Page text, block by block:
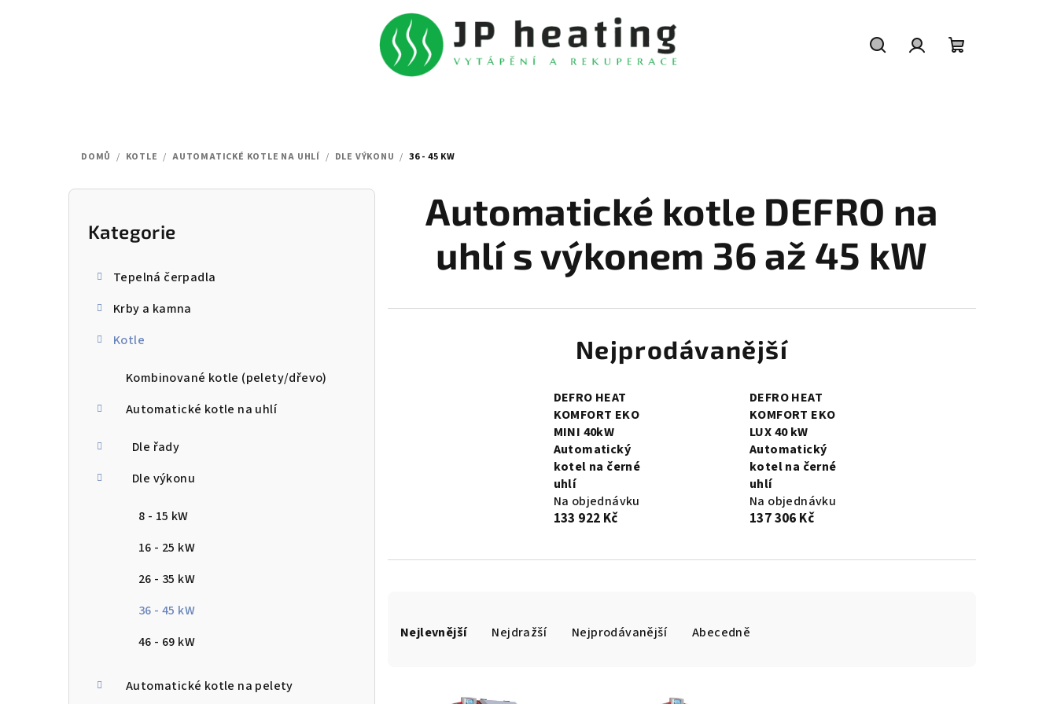
DOMŮ / KOTLE / AUTOMATICKÉ KOTLE NA UHLÍ / DLE VÝKONU / 36 - 45 KW
P
Přeskočit
kategorie
Kategorie
Tepelná čerpadla
Krby a kamna
Kotle
Kombinované kotle (pelety/dřevo)
Automatické kotle na uhlí
Dle řady
Dle výkonu
8 - 15 kW
16 - 25 kW
26 - 35 kW
36 - 45 kW
46 - 69 kW
Automatické kotle na pelety
Automatické kotle DEFRO na
uhlí s výkonem 36 až 45 kW
Nejprodávanější
DEFRO HEAT
KOMFORT EKO
MINI 40kW
Automatický
kotel na černé
uhlí
Na objednávku
133 922 Kč
DEFRO HEAT
KOMFORT EKO
LUX 40 kW
Automatický
kotel na černé
uhlí
Na objednávku
137 306 Kč
aNejlevnější Nejdražší Nejprodávanější Abecedně